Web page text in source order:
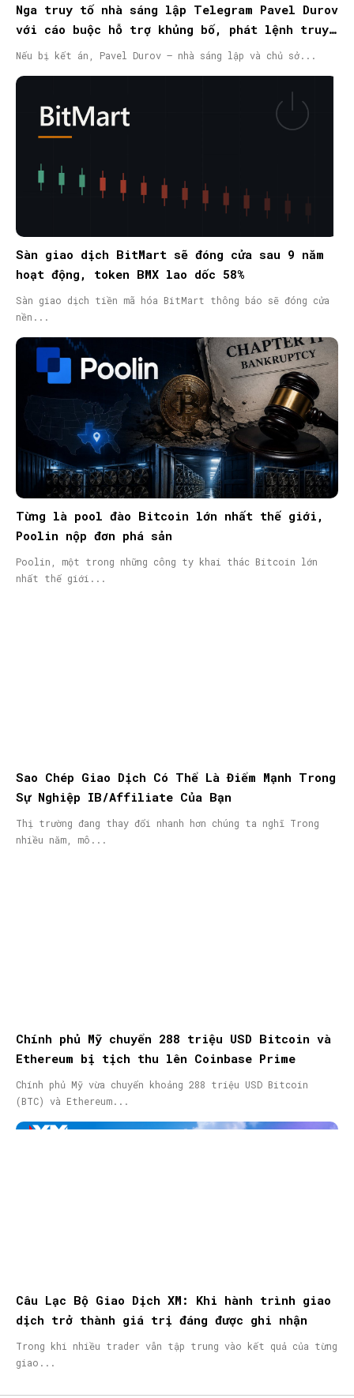
Nga truy tố nhà sáng lập Telegram Pavel Durov
với cáo buộc hỗ trợ khủng bố, phát lệnh truy
nã quốc tế
Nếu bị kết án, Pavel Durov – nhà sáng lập và chủ sở...
Sàn giao dịch BitMart sẽ đóng cửa sau 9 năm
hoạt động, token BMX lao dốc 58%
Sàn giao dịch tiền mã hóa BitMart thông báo sẽ đóng cửa
nền...
Từng là pool đào Bitcoin lớn nhất thế giới,
Poolin nộp đơn phá sản
Poolin, một trong những công ty khai thác Bitcoin lớn
nhất thế giới...
Sao Chép Giao Dịch Có Thể Là Điểm Mạnh Trong
Sự Nghiệp IB/Affiliate Của Bạn
Thị trường đang thay đổi nhanh hơn chúng ta nghĩ Trong
nhiều năm, mô...
Chính phủ Mỹ chuyển 288 triệu USD Bitcoin và
Ethereum bị tịch thu lên Coinbase Prime
Chính phủ Mỹ vừa chuyển khoảng 288 triệu USD Bitcoin
(BTC) và Ethereum...
Câu Lạc Bộ Giao Dịch XM: Khi hành trình giao
dịch trở thành giá trị đáng được ghi nhận
Trong khi nhiều trader vẫn tập trung vào kết quả của từng
giao...